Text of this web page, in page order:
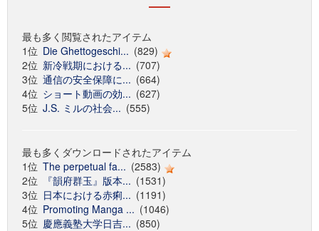
最も多く閲覧されたアイテム
1位 Die Ghettogeschi... (829)
2位 新冷戦期における... (707)
3位 通信の安全保障に... (664)
4位 ショート動画の効... (627)
5位 J.S. ミルの社会... (555)
最も多くダウンロードされたアイテム
1位 The perpetual fa... (2583)
2位
『韻府群玉』版本... (1531)
3位 日本における赤痢... (1191)
4位 Promoting Manga ... (1046)
5位 慶應義塾大学日吉... (850)